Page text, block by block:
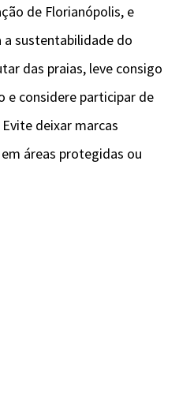
de Florianópolis, e
a sustentabilidade do
das praias, leve consigo
e considere participar de
deixar marcas
áreas protegidas ou